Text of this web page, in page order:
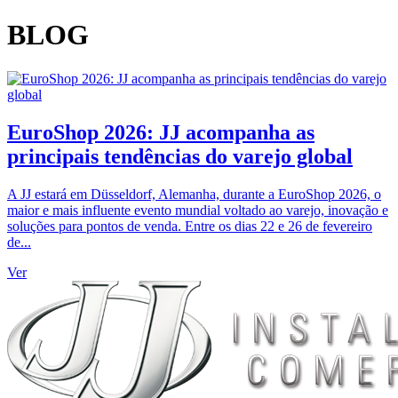
BLOG
EuroShop 2026: JJ acompanha as
principais tendências do varejo global
A JJ estará em Düsseldorf, Alemanha, durante a EuroShop 2026, o
maior e mais influente evento mundial voltado ao varejo, inovação e
soluções para pontos de venda. Entre os dias 22 e 26 de fevereiro
de...
Ver